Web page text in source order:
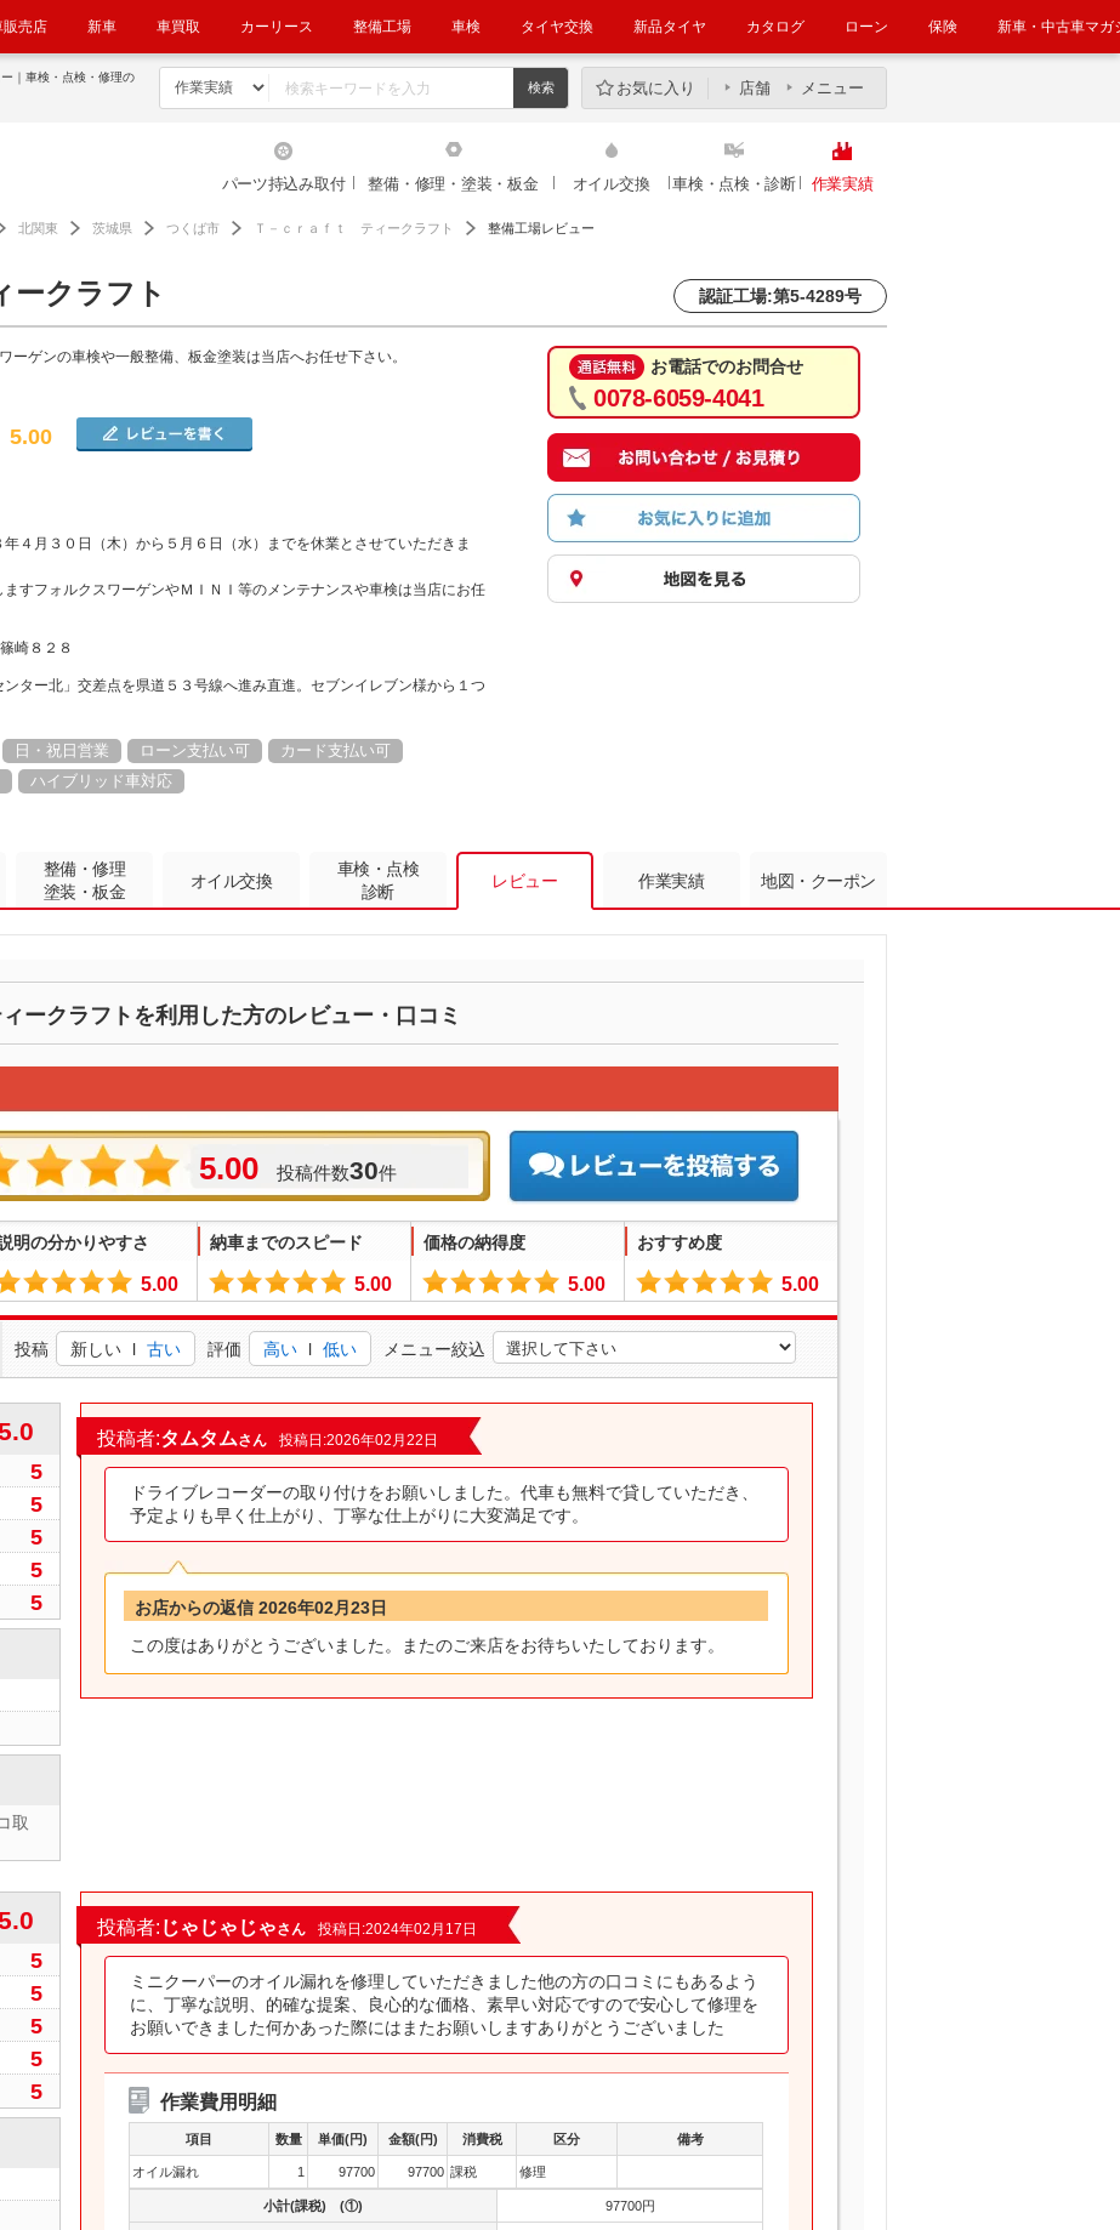
販売店 新車 車買取 カーリース 整備工場 車検 タイヤ交換 新品タイヤ カタログ ローン 保険 新車・中古車マガ
｜車検・点検・修理の
お気に入り 店舗 メニュー
パーツ持込み取付 整備・修理・塗装・板金 オイル交換 車検・点検・診断 作業実績
北関東 茨城県 つくば市 Ｔ－ｃｒａｆｔ ティークラフト 整備工場レビュー
ークラフト 認証工場:第5-4289号
ーゲンの車検や一般整備、板金塗装は当店へお任せ下さい。
5.00
４月３０日（木）から５月６日（水）までを休業とさせていただきま
すフォルクスワーゲンやＭＩＮＩ等のメンテナンスや車検は当店にお任
崎８２８
ター北」交差点を県道５３号線へ進み直進。セブンイレブン様から１つ
日・祝日営業 ローン支払い可
カード支払い可
ハイブリッド車対応
お電話でのお問合せ
0078-6059-4041
整備・修理
塗装・板金
オイル交換
車検・点検
診断
レビュー 作業実績 地図・クーポン
ークラフトを利用した方のレビュー・口コミ
5.00 投稿件数30件
明の分かりやすさ 納車までのスピード 価格の納得度 おすすめ度
5.00 5.00 5.00 5.00
投稿 新しい l 古い 評価 高い l 低い メニュー絞込
5
5
5
5
5
取
投稿者:タムタムさん 投稿日:2026年02月22日
ドライブレコーダーの取り付けをお願いしました。代車も無料で貸していただき、
予定よりも早く仕上がり、丁寧な仕上がりに大変満足です。
お店からの返信 2026年02月23日
この度はありがとうございました。またのご来店をお待ちいたしております。
5
5
5
5
5
投稿者: じゃじゃじゃさん 投稿日:2024年02月17日
ミニクーパーのオイル漏れを修理していただきました他の方の口コミにもあるよう
に、丁寧な説明、的確な提案、良心的な価格、素早い対応ですので安心して修理を
お願いできました何かあった際にはまたお願いしますありがとうございました
作業費用明細
項目 数量 単価(円) 金額(円) 消費税 区分 備考
オイル漏れ 1 97700 97700 課税 修理
小計(課税) (①) 97700円